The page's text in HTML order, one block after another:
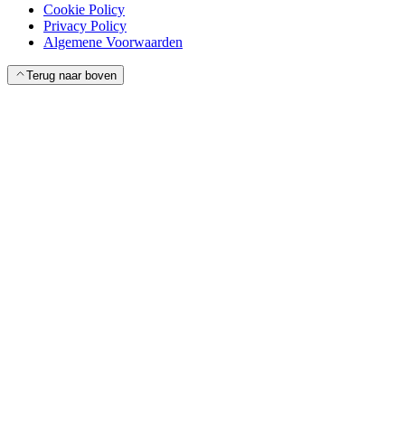
Cookie Policy
Privacy Policy
Algemene Voorwaarden
Terug naar boven